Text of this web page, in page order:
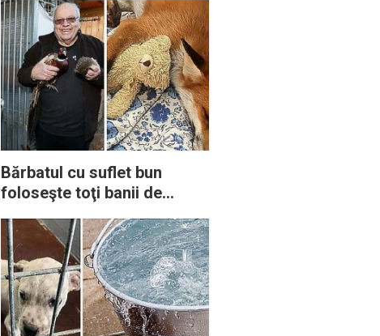
Bărbatul cu suflet bun
foloseşte toţi banii de
animalele neajutorate